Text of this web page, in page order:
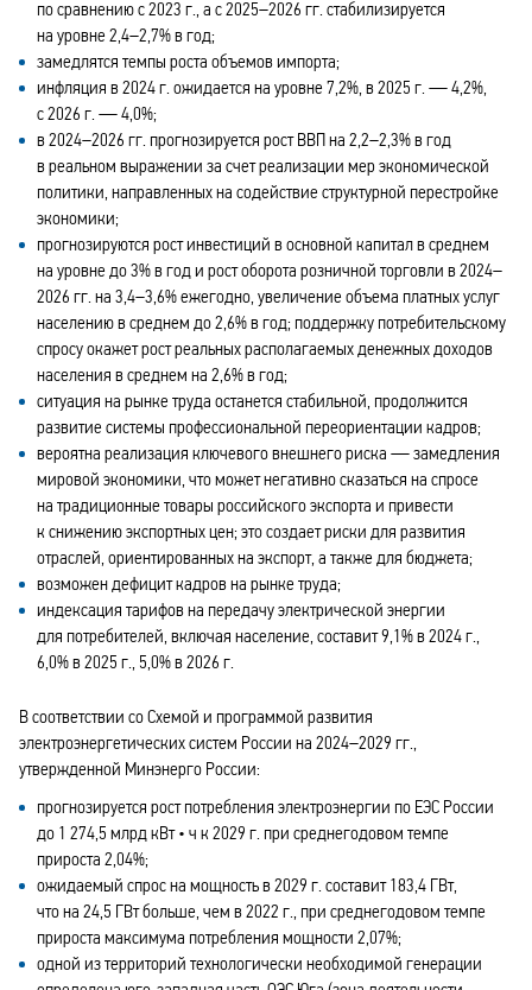
по сравнению с 2023 г., а с 2025–2026 гг. стабилизируется
на уровне 2,4–2,7% в год;
замедлятся темпы роста объемов импорта;
инфляция в 2024 г. ожидается на уровне 7,2%, в 2025 г. — 4,2%,
с 2026 г. — 4,0%;
в 2024–2026 гг. прогнозируется рост ВВП на 2,2–2,3% в год
в реальном выражении за счет реализации мер экономической
политики, направленных на содействие структурной перестройке
экономики;
прогнозируются рост инвестиций в основной капитал в среднем
на уровне до 3% в год и рост оборота розничной торговли в 2024–
2026 гг. на 3,4–3,6% ежегодно, увеличение объема платных услуг
населению в среднем до 2,6% в год; поддержку потребительскому
спросу окажет рост реальных располагаемых денежных доходов
населения в среднем на 2,6% в год;
ситуация на рынке труда останется стабильной, продолжится
развитие системы профессиональной переориентации кадров;
вероятна реализация ключевого внешнего риска — замедления
мировой экономики, что может негативно сказаться на спросе
на традиционные товары российского экспорта и привести
к снижению экспортных цен; это создает риски для развития
отраслей, ориентированных на экспорт, а также для бюджета;
возможен дефицит кадров на рынке труда;
индексация тарифов на передачу электрической энергии
для потребителей, включая население, составит 9,1% в 2024 г.,
6,0% в 2025 г., 5,0% в 2026 г.
В соответствии со Схемой и программой развития
электроэнергетических систем России на 2024–2029 гг.,
утвержденной Минэнерго России:
прогнозируется рост потребления электроэнергии по ЕЭС России
до 1 274,5 млрд кВт • ч к 2029 г. при среднегодовом темпе
прироста 2,04%;
ожидаемый спрос на мощность в 2029 г. составит 183,4 ГВт,
что на 24,5 ГВт больше, чем в 2022 г., при среднегодовом темпе
прироста максимума потребления мощности 2,07%;
одной из территорий технологически необходимой генерации